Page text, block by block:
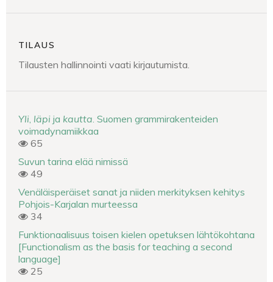
TILAUS
Tilausten hallinnointi vaati kirjautumista.
Yli läpi ja kautta . Suomen grammirakenteiden
voimadynamiikkaa
65
Suvun tarina elää nimissä
49
Venäläisperäiset sanat ja niiden merkityksen kehitys
Pohjois-Karjalan murteessa
34
Funktionaalisuus toisen kielen opetuksen lähtökohtana
[Functionalism as the basis for teaching a second
language]
25